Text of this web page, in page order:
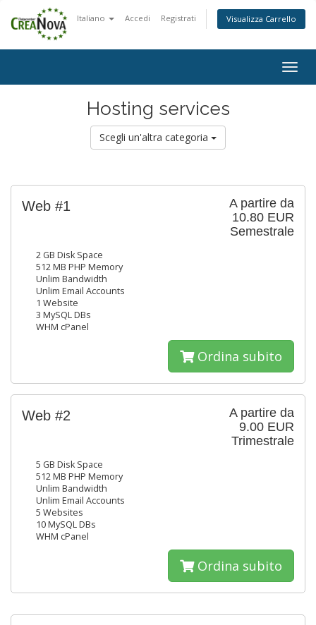
Italiano Accedi Registrati Visualizza Carrello
Hosting services
Scegli un'altra categoria
A partire da
10.80 EUR
Semestrale
Web #1
2 GB Disk Space
512 MB PHP Memory
Unlim Bandwidth
Unlim Email Accounts
1 Website
3 MySQL DBs
WHM cPanel
Ordina subito
A partire da
9.00 EUR
Trimestrale
Web #2
5 GB Disk Space
512 MB PHP Memory
Unlim Bandwidth
Unlim Email Accounts
5 Websites
10 MySQL DBs
WHM cPanel
Ordina subito